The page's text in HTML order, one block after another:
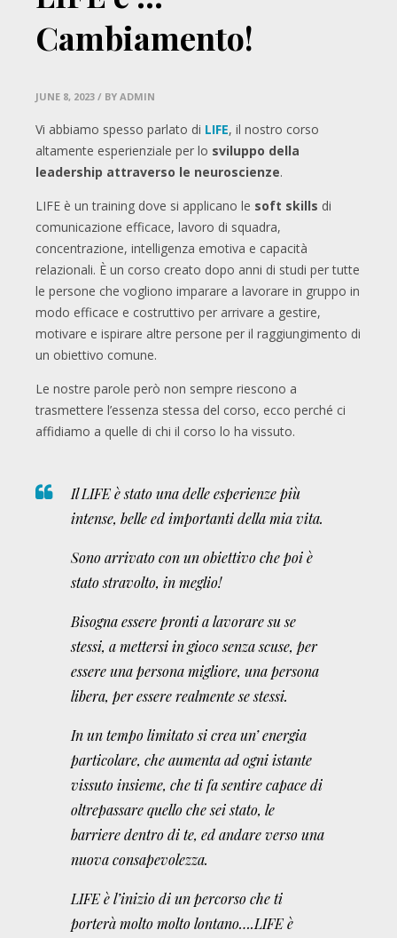
Cambiamento!
JUNE 8, 2023 / BY ADMIN
Vi abbiamo spesso parlato di LIFE, il nostro corso
altamente esperienziale per lo sviluppo della
leadership attraverso le neuroscienze.
LIFE è un training dove si applicano le soft skills di
comunicazione efficace, lavoro di squadra,
concentrazione, intelligenza emotiva e capacità
relazionali. È un corso creato dopo anni di studi per tutte
le persone che vogliono imparare a lavorare in gruppo in
modo efficace e costruttivo per arrivare a gestire,
motivare e ispirare altre persone per il raggiungimento di
un obiettivo comune.
Le nostre parole però non sempre riescono a
trasmettere l’essenza stessa del corso, ecco perché ci
affidiamo a quelle di chi il corso lo ha vissuto.
Il LIFE è stato una delle esperienze più
intense, belle ed importanti della mia vita.
Sono arrivato con un obiettivo che poi è
stato stravolto, in meglio!
Bisogna essere pronti a lavorare su se
stessi, a mettersi in gioco senza scuse, per
essere una persona migliore, una persona
libera, per essere realmente se stessi.
In un tempo limitato si crea un’ energia
particolare, che aumenta ad ogni istante
vissuto insieme, che ti fa sentire capace di
oltrepassare quello che sei stato, le
barriere dentro di te, ed andare verso una
nuova consapevolezza.
LIFE è l’inizio di un percorso che ti
porterà molto molto lontano….LIFE è